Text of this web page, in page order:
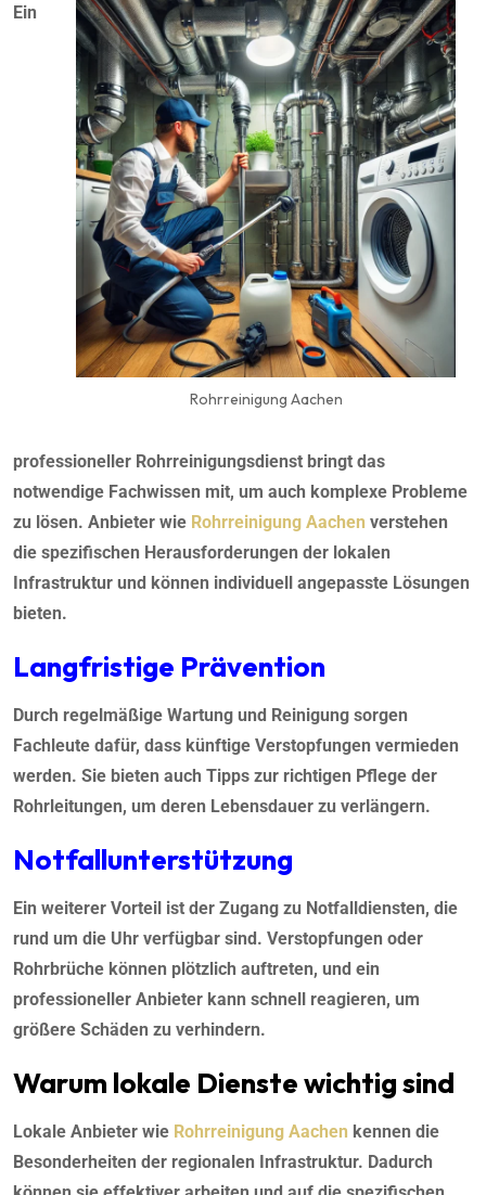
Rohrreinigung Aachen
Ein
professioneller Rohrreinigungsdienst bringt das
notwendige Fachwissen mit, um auch komplexe Probleme
zu lösen. Anbieter wie Rohrreinigung Aachen verstehen
die spezifischen Herausforderungen der lokalen
Infrastruktur und können individuell angepasste Lösungen
bieten.
Langfristige Prävention
Durch regelmäßige Wartung und Reinigung sorgen
Fachleute dafür, dass künftige Verstopfungen vermieden
werden. Sie bieten auch Tipps zur richtigen Pflege der
Rohrleitungen, um deren Lebensdauer zu verlängern.
Notfallunterstützung
Ein weiterer Vorteil ist der Zugang zu Notfalldiensten, die
rund um die Uhr verfügbar sind. Verstopfungen oder
Rohrbrüche können plötzlich auftreten, und ein
professioneller Anbieter kann schnell reagieren, um
größere Schäden zu verhindern.
Warum lokale Dienste wichtig sind
Lokale Anbieter wie Rohrreinigung Aachen kennen die
Besonderheiten der regionalen Infrastruktur. Dadurch